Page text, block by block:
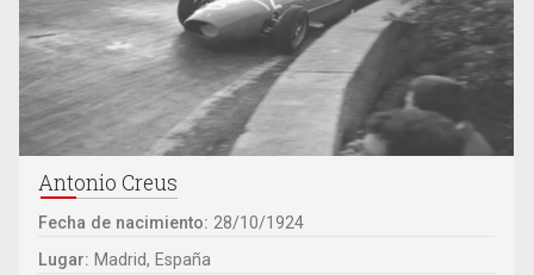
Antonio Creus
Fecha de nacimiento: 28/10/1924
Lugar: Madrid, España